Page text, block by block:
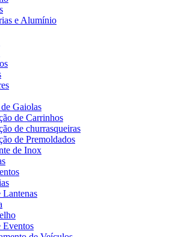
e Alumínio
Gaiolas
de Carrinhos
de churrasqueiras
de Premoldados
de Inox
Lantenas
Eventos